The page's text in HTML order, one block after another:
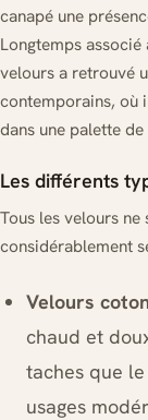
canapé une
Longtemps
velours a retrouvé
contemporains, où
dans une palette
Les différents
Tous les velours
considérablement
Velours
chaud et
taches que
usages